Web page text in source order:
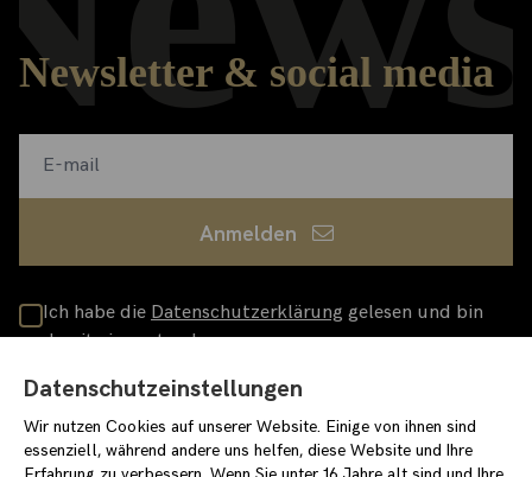
Datenschutzeinstellungen
Wir nutzen Cookies auf unserer Website. Einige von ihnen sind
essenziell, während andere uns helfen, diese Website und Ihre
Newsletter & social media
Anmelden
Ich habe die Datenschutzerklärung gelesen und bin
damit einverstanden
/stiftungstarke
/stiftung_starke